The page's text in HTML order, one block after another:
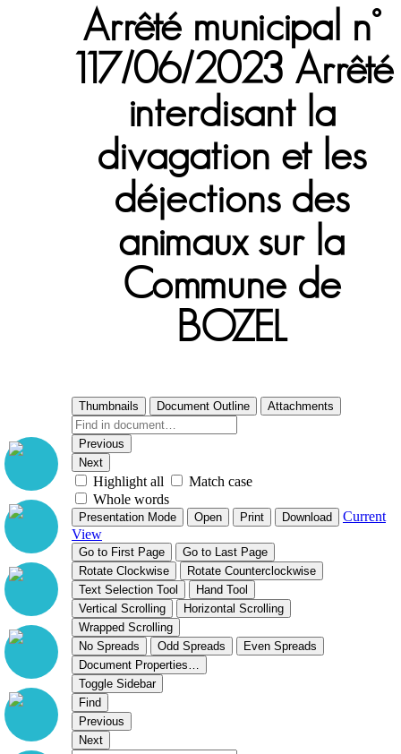
Arrêté municipal n°
117/06/2023 Arrêté
interdisant la
divagation et les
déjections des
animaux sur la
Commune de
BOZEL